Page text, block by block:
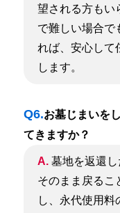
望される方もい
で難しい場合で
れば、安心して
します。
Q6.お墓じまいを
てきますか？
A.墓地を返還
そのまま戻るこ
し、永代使用料